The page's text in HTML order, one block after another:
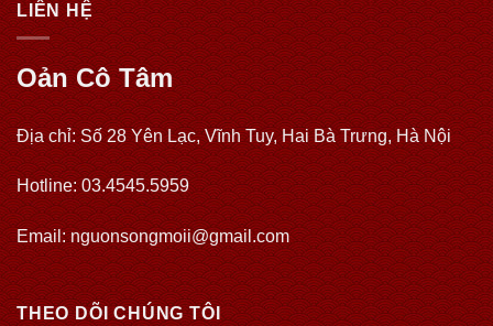
LIÊN HỆ
Oản Cô Tâm
Địa chỉ: Số 28 Yên Lạc, Vĩnh Tuy, Hai Bà Trưng, Hà Nội
Hotline: 03.4545.5959
Email: nguonsongmoii@gmail.com
THEO DÕI CHÚNG TÔI